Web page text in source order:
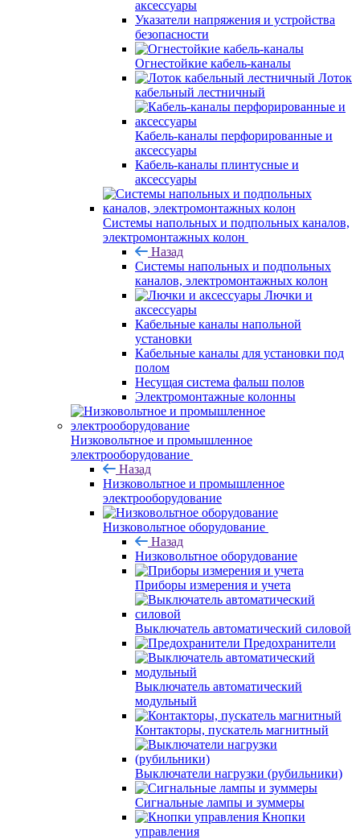
аксессуары
Указатели напряжения и устройства
безопасности
Огнестойкие кабель-каналы
Лоток
кабельный лестничный
Кабель-каналы перфорированные и
аксессуары
Кабель-каналы плинтусные и
аксессуары
Системы напольных и подпольных каналов,
электромонтажных колон
Назад
Системы напольных и подпольных
каналов, электромонтажных колон
Лючки и
аксессуары
Кабельные каналы напольной
установки
Кабельные каналы для установки под
полом
Несущая система фальш полов
Электромонтажные колонны
Низковольтное и промышленное
электрооборудование
Назад
Низковольтное и промышленное
электрооборудование
Низковольтное оборудование
Назад
Низковольтное оборудование
Приборы измерения и учета
Выключатель автоматический силовой
Предохранители
Выключатель автоматический
модульный
Контакторы, пускатель магнитный
Выключатели нагрузки (рубильники)
Сигнальные лампы и зуммеры
Кнопки
управления